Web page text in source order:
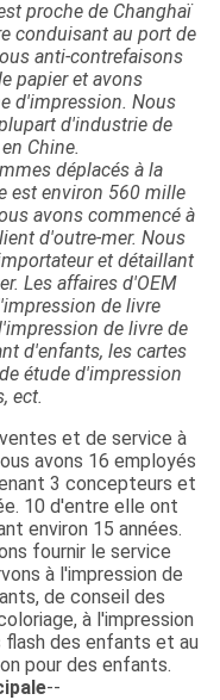
proche de Changhaï
conduisant au port de
anti-contrefaisons
papier et avons
d'impression. Nous
d'industrie de
Chine.
déplacés à la
est environ 560 mille
avons commencé à
d'outre-mer. Nous
et détaillant
Les affaires d'OEM
de livre
de livre de
d'enfants, les cartes
étude d'impression
ect.
et de service à
avons 16 employés
3 concepteurs et
10 d'entre elle ont
environ 15 années.
fournir le service
à l'impression de
de conseil des
à l'impression
des enfants et au
pour des enfants.
--